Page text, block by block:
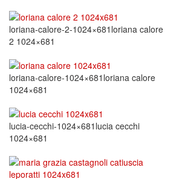
loriana-calore-2-1024×681loriana calore
2 1024×681
loriana-calore-1024×681loriana calore
1024×681
lucia-cecchi-1024×681lucia cecchi
1024×681